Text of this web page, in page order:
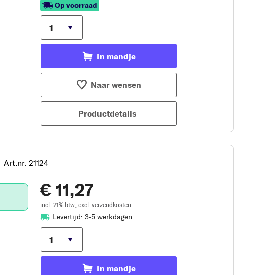
Op voorraad
In mandje
Naar wensen
Productdetails
Art.nr. 21124
€ 11,27
incl. 21% btw, excl. verzendkosten
Levertijd: 3-5 werkdagen
In mandje